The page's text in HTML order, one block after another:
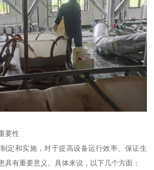
要性
定和实施，对于提高设备运行效率、保证生
具有重要意义。具体来说，以下几个方面：